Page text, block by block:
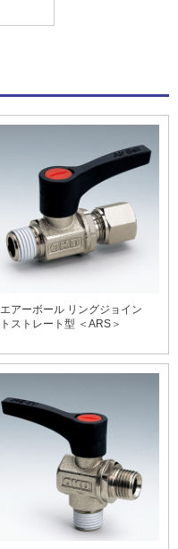
エアーボール リングジョイン
トストレート型 ＜ARS＞